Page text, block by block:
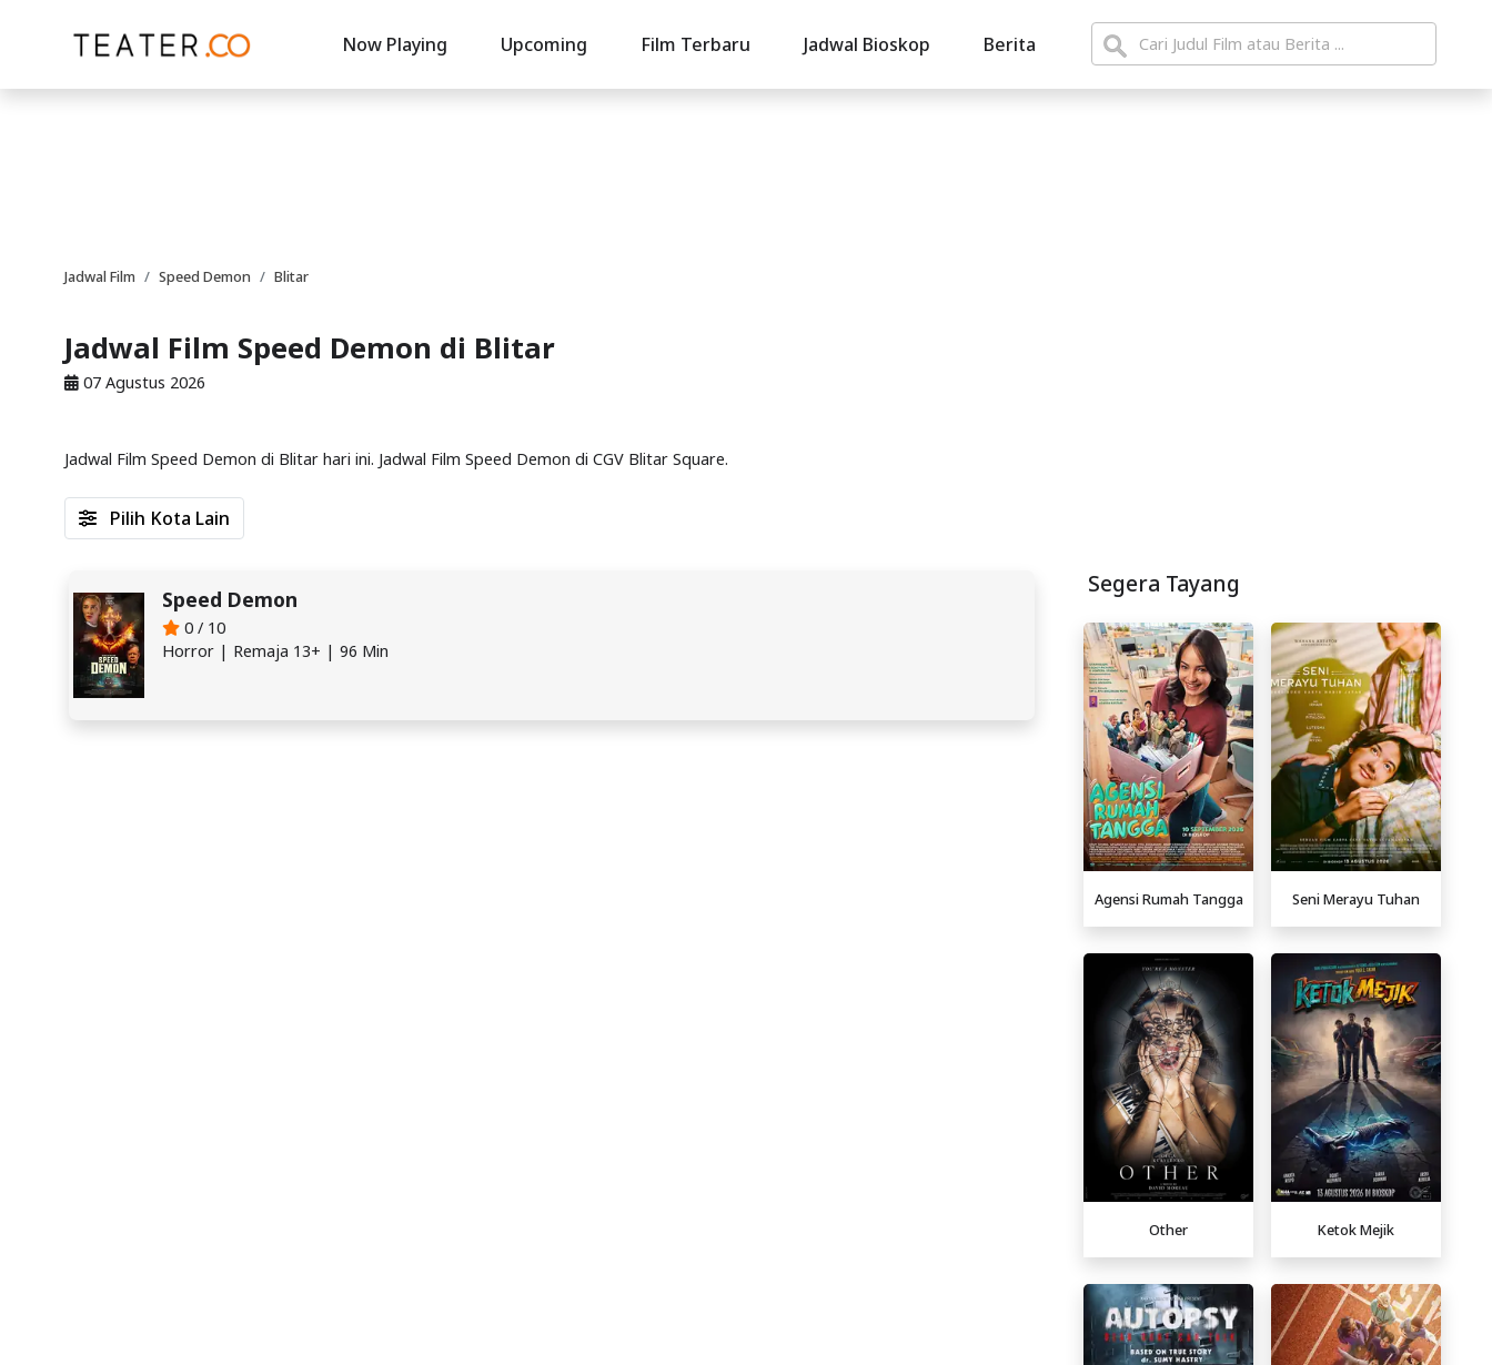
Now Playing Upcoming Film Terbaru Jadwal Bioskop Berita
Jadwal Film Speed Demon Blitar
Jadwal Film Speed Demon di Blitar
07 Agustus 2026
Jadwal Film Speed Demon di Blitar hari ini. Jadwal Film Speed Demon di CGV Blitar Square.
Speed Demon
0 / 10
Horror | Remaja 13+ | 96 Min
Pilih Kota Lain
Segera Tayang
Agensi Rumah Tangga Seni Merayu Tuhan
Other Ketok Mejik